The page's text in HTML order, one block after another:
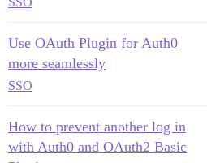
Use OAuth Plugin for Auth0
more seamlessly
SSO
How to prevent another log in
with Auth0 and OAuth2 Basic